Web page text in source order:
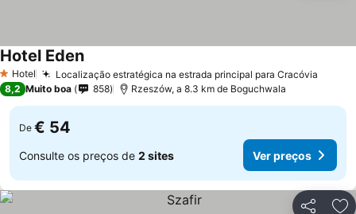
1 Estrelas
Hotel Localização estratégica na estrada principal para Cracóvia
Hotel Eden
8,2 Muito boa 858 Rzeszów, a 8.3 km de Boguchwala
De € 54
Consulte os preços de 2 sites Ver preços